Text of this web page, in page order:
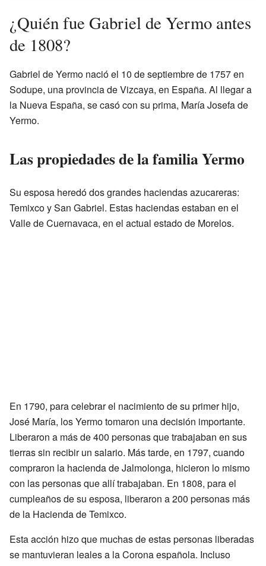
¿Quién fue Gabriel de Yermo antes
de 1808?
Gabriel de Yermo nació el 10 de septiembre de 1757 en
Sodupe, una provincia de Vizcaya, en España. Al llegar a
la Nueva España, se casó con su prima, María Josefa de
Yermo.
Las propiedades de la familia Yermo
Su esposa heredó dos grandes haciendas azucareras:
Temixco y San Gabriel. Estas haciendas estaban en el
Valle de Cuernavaca, en el actual estado de Morelos.
En 1790, para celebrar el nacimiento de su primer hijo,
José María, los Yermo tomaron una decisión importante.
Liberaron a más de 400 personas que trabajaban en sus
tierras sin recibir un salario. Más tarde, en 1797, cuando
compraron la hacienda de Jalmolonga, hicieron lo mismo
con las personas que allí trabajaban. En 1808, para el
cumpleaños de su esposa, liberaron a 200 personas más
de la Hacienda de Temixco.
Esta acción hizo que muchas de estas personas liberadas
se mantuvieran leales a la Corona española. Incluso